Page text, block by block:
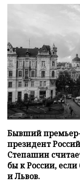
Бывший
президент
Степашин
бы к России,
и Львов.